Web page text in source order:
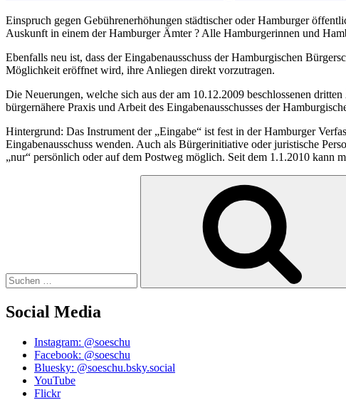
Einspruch gegen Gebührenerhöhungen städtischer oder Hamburger
Auskunft in einem der Hamburger Ämter ? Alle Hamburgerinnen und
Ebenfalls neu ist, dass der Eingabenausschuss der Hamburgischen
Möglichkeit eröffnet wird, ihre Anliegen direkt vorzutragen.
Die Neuerungen, welche sich aus der am 10.12.2009 beschlossenen
bürgernähere Praxis und Arbeit des Eingabenausschusses der
Hintergrund: Das Instrument der „Eingabe“ ist fest in der Hamburger
Eingabenausschuss wenden. Auch als Bürgerinitiative oder juristische
„nur“ persönlich oder auf dem Postweg möglich. Seit dem 1.1.2010 kann
Social Media
Instagram: @soeschu
Facebook: @soeschu
Bluesky: @soeschu.bsky.social
YouTube
Flickr